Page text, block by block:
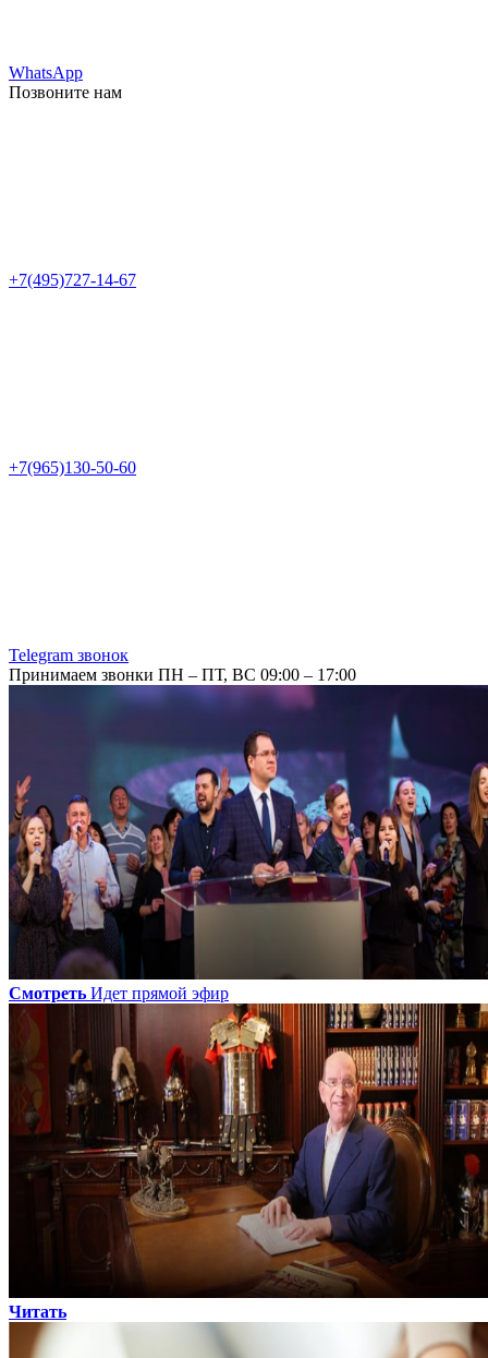
WhatsApp
Позвоните нам
+7(495)727-14-67
+7(965)130-50-60
Telegram звонок
Принимаем звонки ПН – ПТ, ВС 09:00 – 17:00
Смотреть Идет прямой эфир
Читать